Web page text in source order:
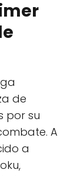
de
por su
A
a